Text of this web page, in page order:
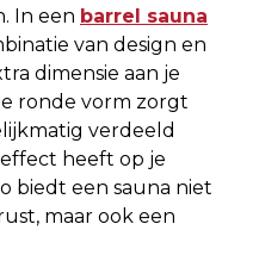
In een barrel sauna
van design en
dimensie aan je
ronde vorm zorgt
verdeeld
heeft op je
biedt een sauna niet
maar ook een